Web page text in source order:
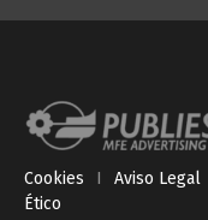
Cookies I Aviso Legal
Ético